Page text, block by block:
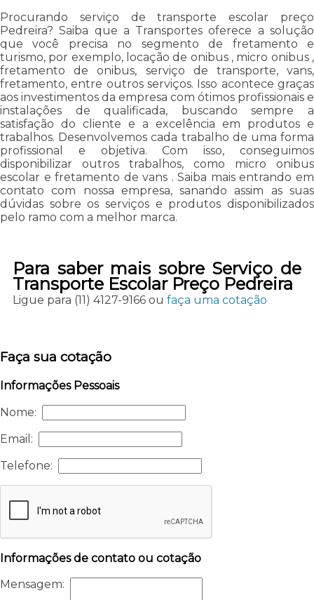
Procurando serviço de transporte escolar preço
Pedreira? Saiba que a Transportes oferece a solução
que você precisa no segmento de fretamento e
turismo, por exemplo, locação de onibus , micro onibus ,
fretamento de onibus, serviço de transporte, vans,
fretamento, entre outros serviços. Isso acontece graças
aos investimentos da empresa com ótimos profissionais e
instalações de qualificada, buscando sempre a
satisfação do cliente e a excelência em produtos e
trabalhos. Desenvolvemos cada trabalho de uma forma
profissional e objetiva. Com isso, conseguimos
disponibilizar outros trabalhos, como micro onibus
escolar e fretamento de vans . Saiba mais entrando em
contato com nossa empresa, sanando assim as suas
dúvidas sobre os serviços e produtos disponibilizados
pelo ramo com a melhor marca.
Para saber mais sobre Serviço de
Transporte Escolar Preço Pedreira
Ligue para (11) 4127-9166ou faça uma cotação
Faça sua cotação
Informações Pessoais
Nome:
Email:
Telefone:
Informações de contato ou cotação
Mensagem: